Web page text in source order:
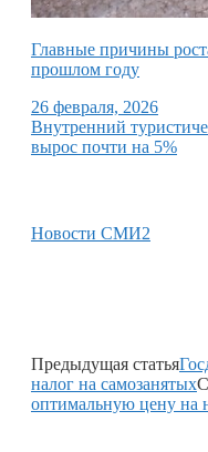
Главные причины
прошлом году
26 февраля, 2026
Внутренний
вырос почти на 5%
Новости СМИ2
Предыдущая статья
налог на самозанятых
оптимальную цену на